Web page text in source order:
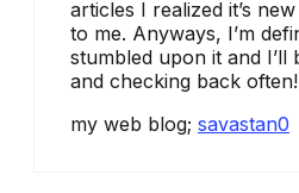
articles I realized it’s new
to me. Anyways, I’m
stumbled upon it and I’ll
and checking back often!
my web blog; savastan0